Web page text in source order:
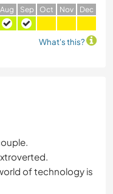
Aug Sep Oct Nov Dec
What's this?
of technology is